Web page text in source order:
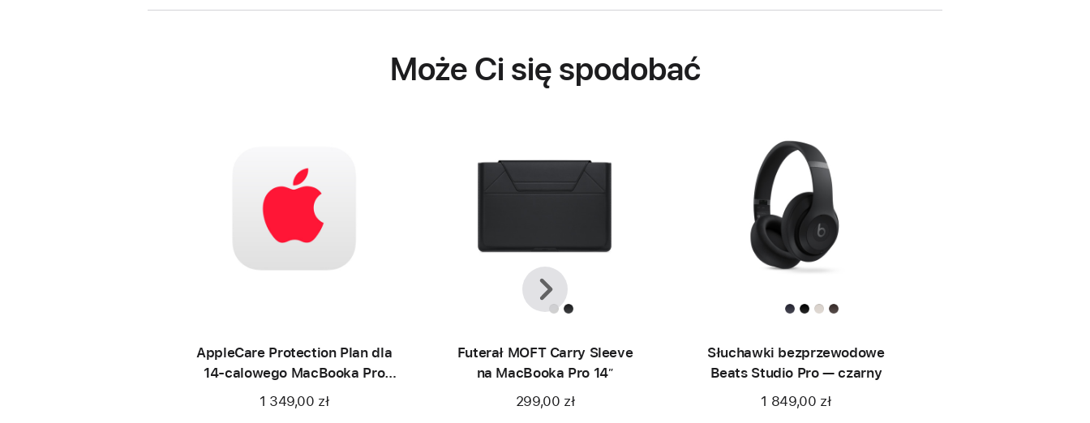
Może Ci się spodobać
AppleCare Protection Plan dla
14‑calowego MacBooka Pro
(M4 Pro/M4 Max)
1 349,00 zł
Futerał MOFT Carry Sleeve
na MacBooka Pro 14ʺ
299,00 zł
Słuchawki bezprzewodowe
Beats Studio Pro — czarny
1 849,00 zł
Wstecz
Dalej